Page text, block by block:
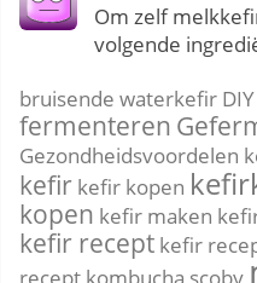
Om zelf
volgende
bruisende waterkefir
fermenteren
Gezondheidsvoordelen
kefir kefir kopen
kopen kefir maken
kefir recept kefir
recept kombucha scoby